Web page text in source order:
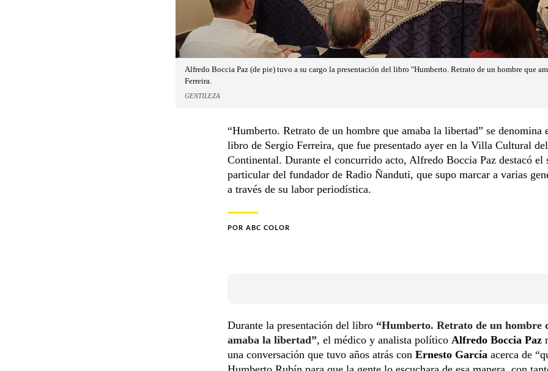
Alfredo Boccia Paz (de pie) tuvo a su cargo la presentación del libro "Humberto. Retrato de un hombre que
Ferreira.
GENTILEZA
“Humberto. Retrato de un hombre que amaba la libertad” se denomina
libro de Sergio Ferreira, que fue presentado ayer en la Villa Cultural
Continental. Durante el concurrido acto, Alfredo Boccia Paz destacó el
particular del fundador de Radio Ñanduti, que supo marcar a varias
a través de su labor periodística.
POR ABC COLOR
Durante la presentación del libro “Humberto. Retrato de un hombre
amaba la libertad”, el médico y analista político Alfredo Boccia Paz
una conversación que tuvo años atrás con Ernesto García acerca de